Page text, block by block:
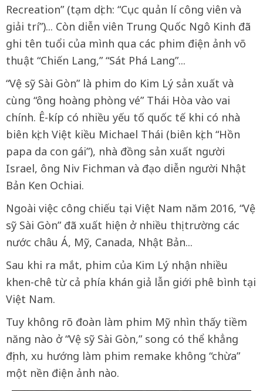
Recreation” (tạm dịch: “Cục quản lí công viên và
giải trí”)... Còn diễn viên Trung Quốc Ngô Kinh đã
ghi tên tuổi của mình qua các phim điện ảnh võ
thuật “Chiến Lang,” “Sát Phá Lang”...
“Vệ sỹ Sài Gòn” là phim do Kim Lý sản xuất và
cùng “ông hoàng phòng vé” Thái Hòa vào vai
chính. Ê-kíp có nhiều yếu tố quốc tế khi có nhà
biên kịch Việt kiều Michael Thái (biên kịch “Hồn
papa da con gái”), nhà đồng sản xuất người
Israel, ông Niv Fichman và đạo diễn người Nhật
Bản Ken Ochiai.
Ngoài việc công chiếu tại Việt Nam năm 2016, “Vệ
sỹ Sài Gòn” đã xuất hiện ở nhiều thị trường các
nước châu Á, Mỹ, Canada, Nhật Bản...
Sau khi ra mắt, phim của Kim Lý nhận nhiều
khen-chê từ cả phía khán giả lẫn giới phê bình tại
Việt Nam.
Tuy không rõ đoàn làm phim Mỹ nhìn thấy tiềm
năng nào ở “Vệ sỹ Sài Gòn,” song có thể khẳng
định, xu hướng làm phim remake không “chừa”
một nền điện ảnh nào.